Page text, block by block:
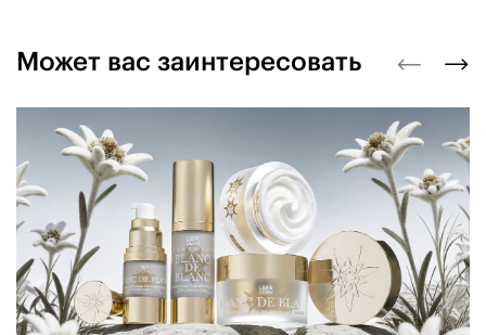
Может вас заинтересовать